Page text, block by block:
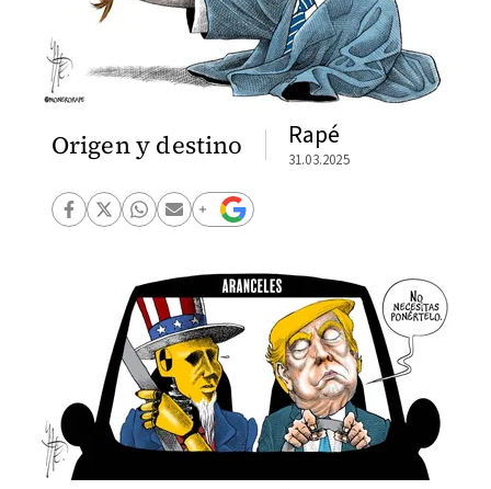
Origen y destino Rapé
31.03.2025